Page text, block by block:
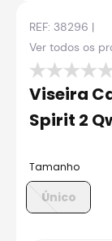
5º jaqueta
6 º bau
7º race tech
8º capacete
10º capacete ls2
REF: 38296 |
Ver todos os
Viseira
Spirit 2
Tamanho
Único